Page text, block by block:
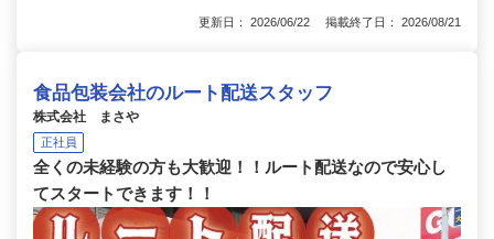
更新日： 2026/06/22 掲載終了日： 2026/08/21
食品包装会社のルート配送スタッフ
株式会社 まさや
正社員
全くの未経験の方も大歓迎！！ルート配送なので安心し
てスタートできます！！